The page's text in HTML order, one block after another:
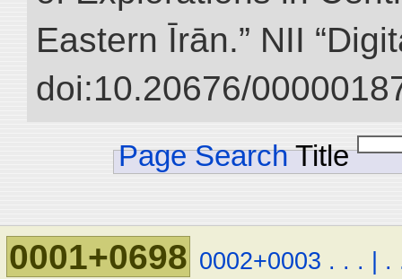
Eastern Īrān.” NII
doi:10.20676/
Page Search Title
0001+0698 0002+0003 . . . | .